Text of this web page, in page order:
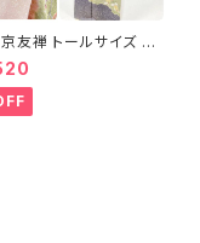
友禅 トールサイズ 染
彩 訪問着 袷 正絹 ピ
紫 黄色 1438